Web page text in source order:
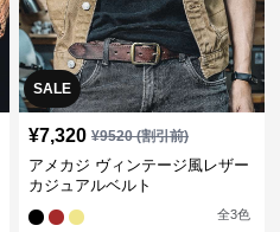
SALE
¥7,320 ¥9520(割引前)
アメカジ ヴィンテージ風レザー
カジュアルベルト
全3色